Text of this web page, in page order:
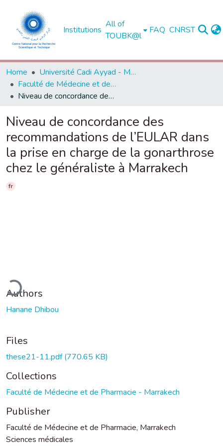
Institutions
All of
TOUBK@l
FAQ CNRST
Home
Université Cadi Ayyad - Marrakech
Faculté de Médecine et de Pharmacie - Marrakech
Niveau de concordance des recommandations de l’EULAR dans la prise en charge de la gonarthrose chez le généraliste à Marrakech
Niveau de concordance des
recommandations de l’EULAR dans
la prise en charge de la gonarthrose
chez le généraliste à Marrakech
fr
Authors
Hanane Dhibou
Files
these21-11.pdf(770.65 KB)
Collections
Faculté de Médecine et de Pharmacie - Marrakech
Publisher
Faculté de Médecine et de Pharmacie, Marrakech
Sciences médicales